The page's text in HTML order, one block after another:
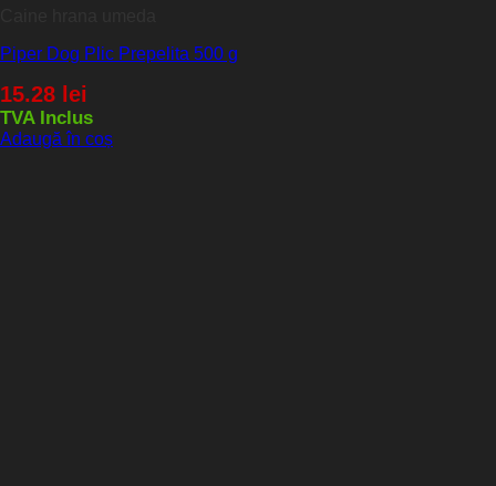
Piper Dog Plic Prepelita 500 g
15.28 lei
TVA Inclus
Adaugă în coș